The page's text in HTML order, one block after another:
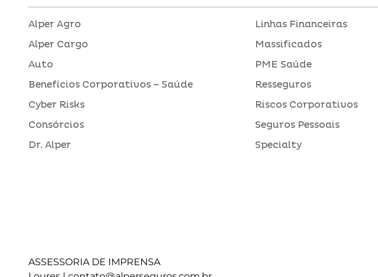
Alper Agro
Alper Cargo
Auto
Benefícios Corporativos – Saúde
Cyber Risks
Consórcios
Dr. Alper
Linhas Financeiras
Massificados
PME Saúde
Resseguros
Riscos Corporativos
Seguros Pessoais
Specialty
ASSESSORIA DE IMPRENSA